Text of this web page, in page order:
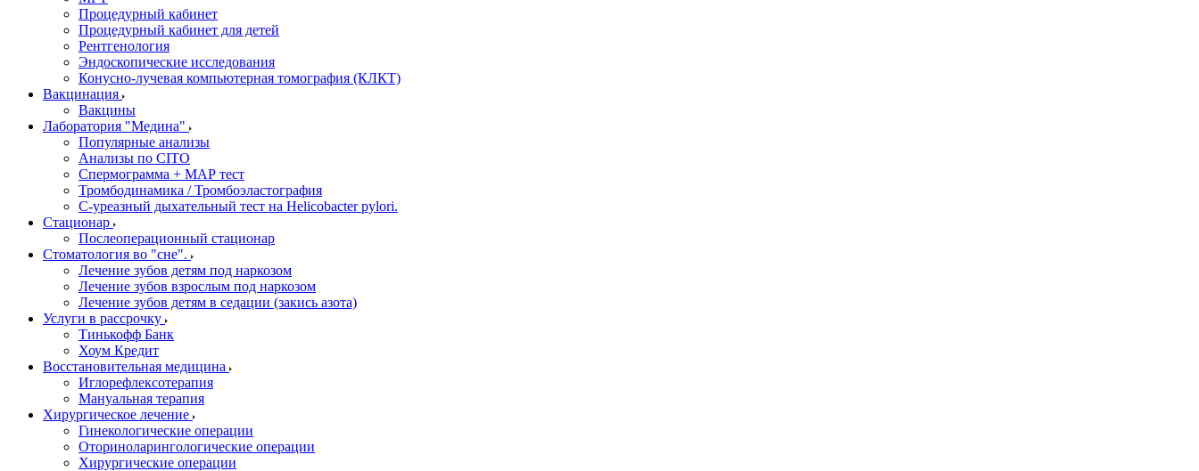
Процедурный кабинет
Процедурный кабинет для детей
Рентгенология
Эндоскопические исследования
Конусно-лучевая компьютерная томография (КЛКТ)
Вакцинация
Вакцины
Лаборатория "Медина"
Популярные анализы
Анализы по CITO
Спермограмма + МАР тест
Тромбодинамика / Тромбоэластография
С-уреазный дыхательный тест на Helicobacter pylori.
Стационар
Послеоперационный стационар
Стоматология во "сне".
Лечение зубов детям под наркозом
Лечение зубов взрослым под наркозом
Лечение зубов детям в седации (закись азота)
Услуги в рассрочку
Тинькофф Банк
Хоум Кредит
Восстановительная медицина
Иглорефлексотерапия
Мануальная терапия
Хирургическое лечение
Гинекологические операции
Оториноларингологические операции
Хирургические операции